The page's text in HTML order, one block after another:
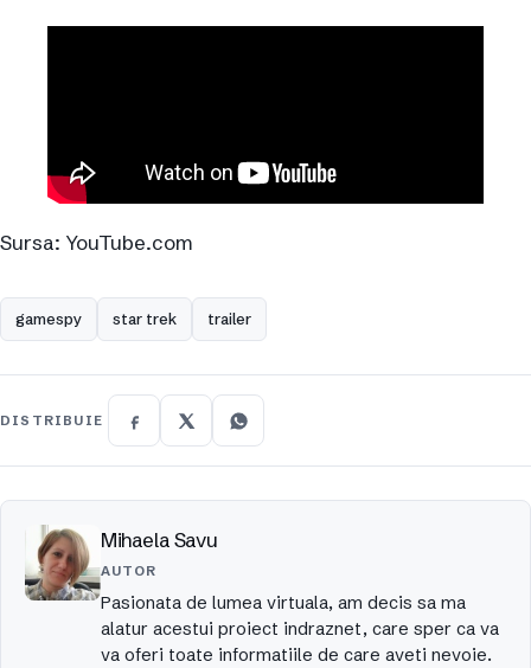
Sursa: YouTube.com
gamespy star trek trailer
DISTRIBUIE
Mihaela Savu
AUTOR
Pasionata de lumea virtuala, am decis sa ma
alatur acestui proiect indraznet, care sper ca va
va oferi toate informatiile de care aveti nevoie.